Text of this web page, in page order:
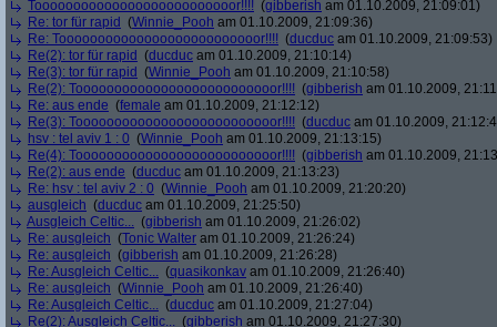
Toooooooooooooooooooooooooor!!!! (gibberish am 01.10.2009, 21:09:01)
Re: tor für rapid (Winnie_Pooh am 01.10.2009, 21:09:36)
Re: Toooooooooooooooooooooooooor!!!! (ducduc am 01.10.2009, 21:09:53)
Re(2): tor für rapid (ducduc am 01.10.2009, 21:10:14)
Re(3): tor für rapid (Winnie_Pooh am 01.10.2009, 21:10:58)
Re(2): Toooooooooooooooooooooooooor!!!! (gibberish am 01.10.2009,
Re: aus ende (female am 01.10.2009, 21:12:12)
Re(3): Toooooooooooooooooooooooooor!!!! (ducduc am 01.10.2009,
hsv : tel aviv 1 : 0 (Winnie_Pooh am 01.10.2009, 21:13:15)
Re(4): Toooooooooooooooooooooooooor!!!! (gibberish am 01.10.2009,
Re(2): aus ende (ducduc am 01.10.2009, 21:13:23)
Re: hsv : tel aviv 2 : 0 (Winnie_Pooh am 01.10.2009, 21:20:20)
ausgleich (ducduc am 01.10.2009, 21:25:50)
Ausgleich Celtic... (gibberish am 01.10.2009, 21:26:02)
Re: ausgleich (Tonic Walter am 01.10.2009, 21:26:24)
Re: ausgleich (gibberish am 01.10.2009, 21:26:28)
Re: Ausgleich Celtic... (quasikonkav am 01.10.2009, 21:26:40)
Re: ausgleich (Winnie_Pooh am 01.10.2009, 21:26:40)
Re: Ausgleich Celtic... (ducduc am 01.10.2009, 21:27:04)
Re(2): Ausgleich Celtic... (gibberish am 01.10.2009, 21:27:30)